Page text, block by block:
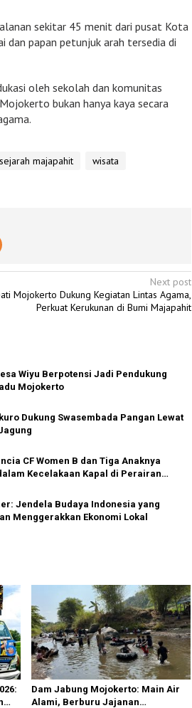
sekitar 45 menit dari pusat Kota
dan papan petunjuk arah tersedia di
oleh sekolah dan komunitas
bukan hanya kaya secara
sejarah majapahit wisata
Next post
Mojokerto Dukung Kegiatan Lintas Agama,
Perkuat Kerukunan di Bumi Majapahit
Wiyu Berpotensi Jadi Pendukung
Mojokerto
Dukung Swasembada Pangan Lewat
CF Women B dan Tiga Anaknya
Kecelakaan Kapal di Perairan
Jendela Budaya Indonesia yang
Menggerakkan Ekonomi Lokal
Dam Jabung Mojokerto: Main Air
Alami, Berburu Jajanan